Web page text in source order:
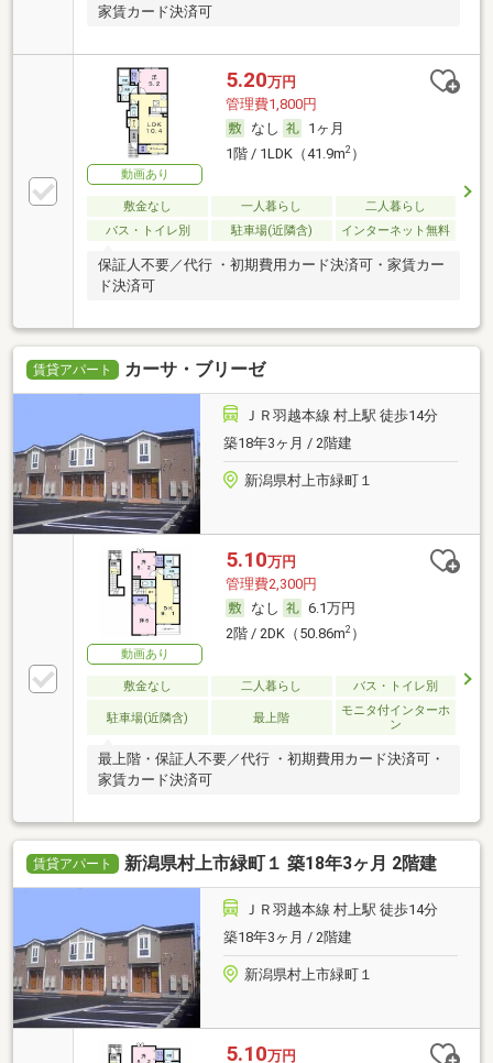
家賃カード決済可
動画あり
5.20万円
管理費1,800円
なし
1ヶ月
1階 / 1LDK（41.9m2）
敷金なし 一人暮らし
二人暮らし
バス・トイレ別
駐車場(近隣含) インターネット無料
保証人不要／代行 ・初期費用カード決済可・家賃カー
ド決済可
賃貸アパート カーサ・ブリーゼ
ＪＲ羽越本線 村上駅 徒歩14分
築18年3ヶ月 / 2階建
新潟県村上市緑町１
動画あり
5.10万円
管理費2,300円
なし
6.1万円
2階 / 2DK（50.86m2）
敷金なし 二人暮らし バス・トイレ別
駐車場(近隣含) 最上階
モニタ付インターホ
ン
最上階・保証人不要／代行 ・初期費用カード決済可・
家賃カード決済可
賃貸アパート 新潟県村上市緑町１ 築18年3ヶ月 2階建
ＪＲ羽越本線 村上駅 徒歩14分
築18年3ヶ月 / 2階建
新潟県村上市緑町１
5.10万円